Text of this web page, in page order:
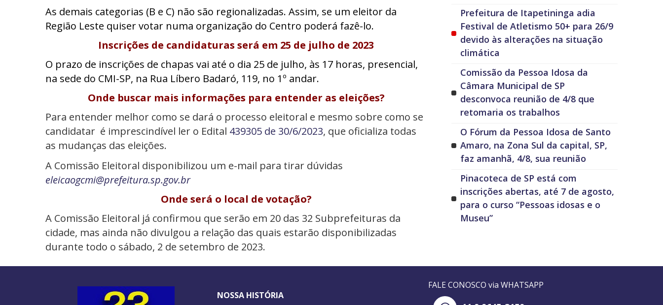
As demais categorias (B e C) não são regionalizadas. Assim, se um eleitor da
Região Leste quiser votar numa organização do Centro poderá fazê-lo.
Inscrições de candidaturas será em 25 de julho de 2023
O prazo de inscrições de chapas vai até o dia 25 de julho, às 17 horas, presencial,
na sede do CMI-SP, na Rua Líbero Badaró, 119, no 1º andar.
Onde buscar mais informações para entender as eleições?
Para entender melhor como se dará o processo eleitoral e mesmo sobre como se
candidatar é imprescindível ler o Edital 439305 de 30/6/2023, que oficializa todas
as mudanças das eleições.
A Comissão Eleitoral disponibilizou um e-mail para tirar dúvidas
eleicaogcmi@prefeitura.sp.gov.br
Onde será o local de votação?
A Comissão Eleitoral já confirmou que serão em 20 das 32 Subprefeituras da
cidade, mas ainda não divulgou a relação das quais estarão disponibilizadas
durante todo o sábado, 2 de setembro de 2023.
Prefeitura de Itapetininga adia
Festival de Atletismo 50+ para 26/9
devido às alterações na situação
climática
Comissão da Pessoa Idosa da
Câmara Municipal de SP
desconvoca reunião de 4/8 que
retomaria os trabalhos
O Fórum da Pessoa Idosa de Santo
Amaro, na Zona Sul da capital, SP,
faz amanhã, 4/8, sua reunião
Pinacoteca de SP está com
inscrições abertas, até 7 de agosto,
para o curso “Pessoas idosas e o
Museu”
NOSSA HISTÓRIA
FALE CONOSCO via WHATSAPP